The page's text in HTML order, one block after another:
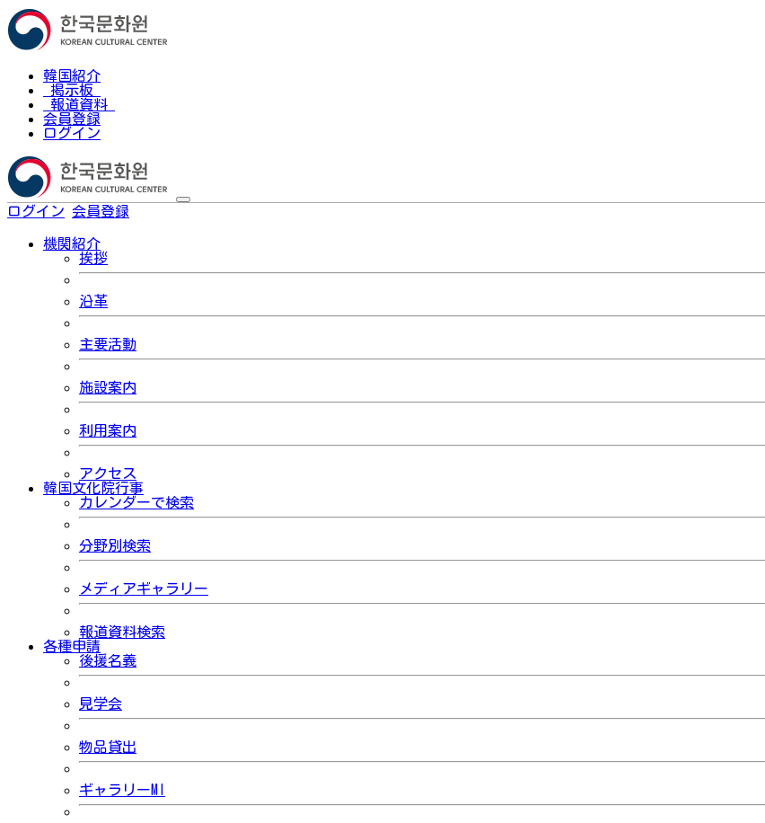
韓国紹介
掲示板
報道資料
会員登録
ログイン
ログイン 会員登録
機関紹介
挨拶
沿革
主要活動
施設案内
利用案内
アクセス
韓国文化院行事
カレンダーで検索
分野別検索
メディアギャラリー
報道資料検索
各種申請
後援名義
見学会
物品貸出
ギャラリーMI